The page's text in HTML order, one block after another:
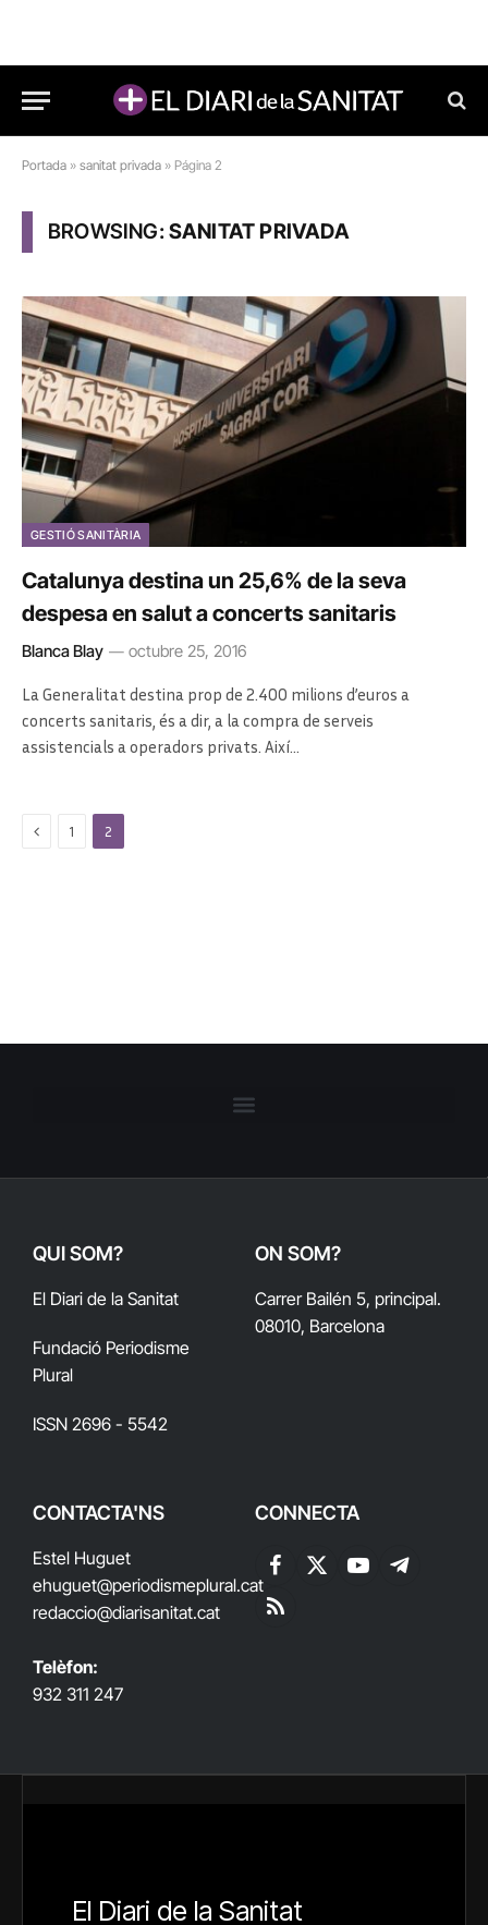
Portada » sanitat privada » Página 2
BROWSING:SANITAT PRIVADA
GESTIÓ SANITÀRIA
Catalunya destina un 25,6% de la seva
despesa en salut a concerts sanitaris
Blanca Blay octubre 25, 2016
La Generalitat destina prop de 2.400 milions d’euros a
concerts sanitaris, és a dir, a la compra de serveis
assistencials a operadors privats. Així…
Previous
1 2
QUI SOM?
El Diari de la Sanitat
Fundació Periodisme
Plural
ISSN 2696 - 5542
ON SOM?
Carrer Bailén 5, principal.
08010, Barcelona
CONTACTA'NS
Estel Huguet
ehuguet@periodismeplural.cat
redaccio@diarisanitat.cat
Telèfon:
932 311 247
CONNECTA
Facebook
X
YouTubeTelegram
RSS